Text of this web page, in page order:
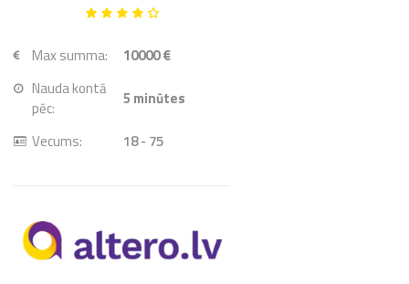
Max summa:
10000 €
Nauda kontā
pēc:
5 minūtes
Vecums: 18 - 75